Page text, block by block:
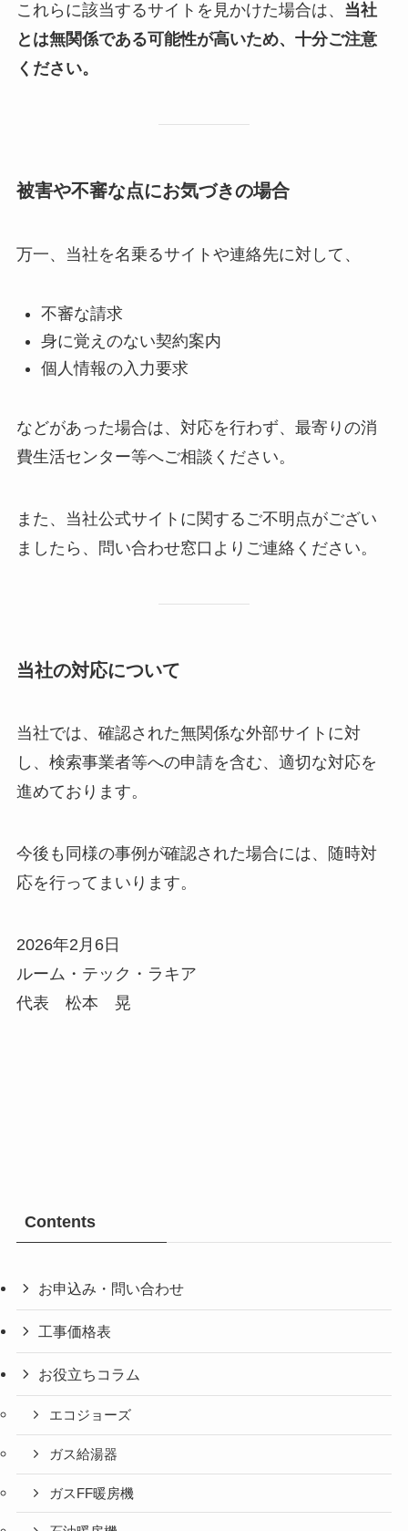
これらに該当するサイトを見かけた場合は、 当社
とは無関係である可能性が高いため、十分ご注意
ください。
被害や不審な点にお気づきの場合
万一、当社を名乗るサイトや連絡先に対して、
不審な請求
身に覚えのない契約案内
個人情報の入力要求
などがあった場合は、対応を行わず、最寄りの消
費生活センター等へご相談ください。
また、当社公式サイトに関するご不明点がござい
ましたら、問い合わせ窓口よりご連絡ください。
当社の対応について
当社では、確認された無関係な外部サイトに対
し、検索事業者等への申請を含む、適切な対応を
進めております。
今後も同様の事例が確認された場合には、随時対
応を行ってまいります。
2026年2月6日
ルーム・テック・ラキア
代表 松本 晃
Contents
お申込み・問い合わせ
工事価格表
お役立ちコラム
エコジョーズ
ガス給湯器
ガスFF暖房機